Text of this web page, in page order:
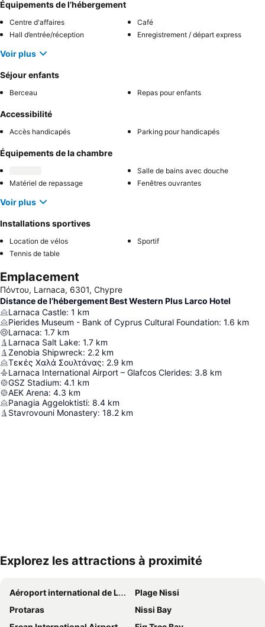
Équipements de l’hébergement
Centre d'affaires
Café
Hall d’entrée/réception
Enregistrement / départ express
Voir plus
Séjour enfants
Berceau Repas pour enfants
Accessibilité
Accès handicapés Parking pour handicapés
Équipements de la chambre
Salle de bains avec douche
Matériel de repassage
Fenêtres ouvrantes
Voir plus
Installations sportives
Location de vélos
Sportif
Tennis de table
Emplacement
Πόντου, Larnaca, 6301, Chypre
Distance de l’hébergement Best Western Plus Larco Hotel
Larnaca Castle: 1 km
Pierides Museum - Bank of Cyprus Cultural Foundation: 1.6 km
Larnaca: 1.7 km
Larnaca Salt Lake: 1.7 km
Zenobia Shipwreck: 2.2 km
Τεκές Χαλά Σουλτάνας: 2.9 km
Larnaca International Airport – Glafcos Clerides: 3.8 km
GSZ Stadium: 4.1 km
AEK Arena: 4.3 km
Panagia Aggeloktisti: 8.4 km
Stavrovouni Monastery: 18.2 km
Explorez les attractions à proximité
Aéroport international de Larnaca
Plage Nissi
Protaras
Nissi Bay